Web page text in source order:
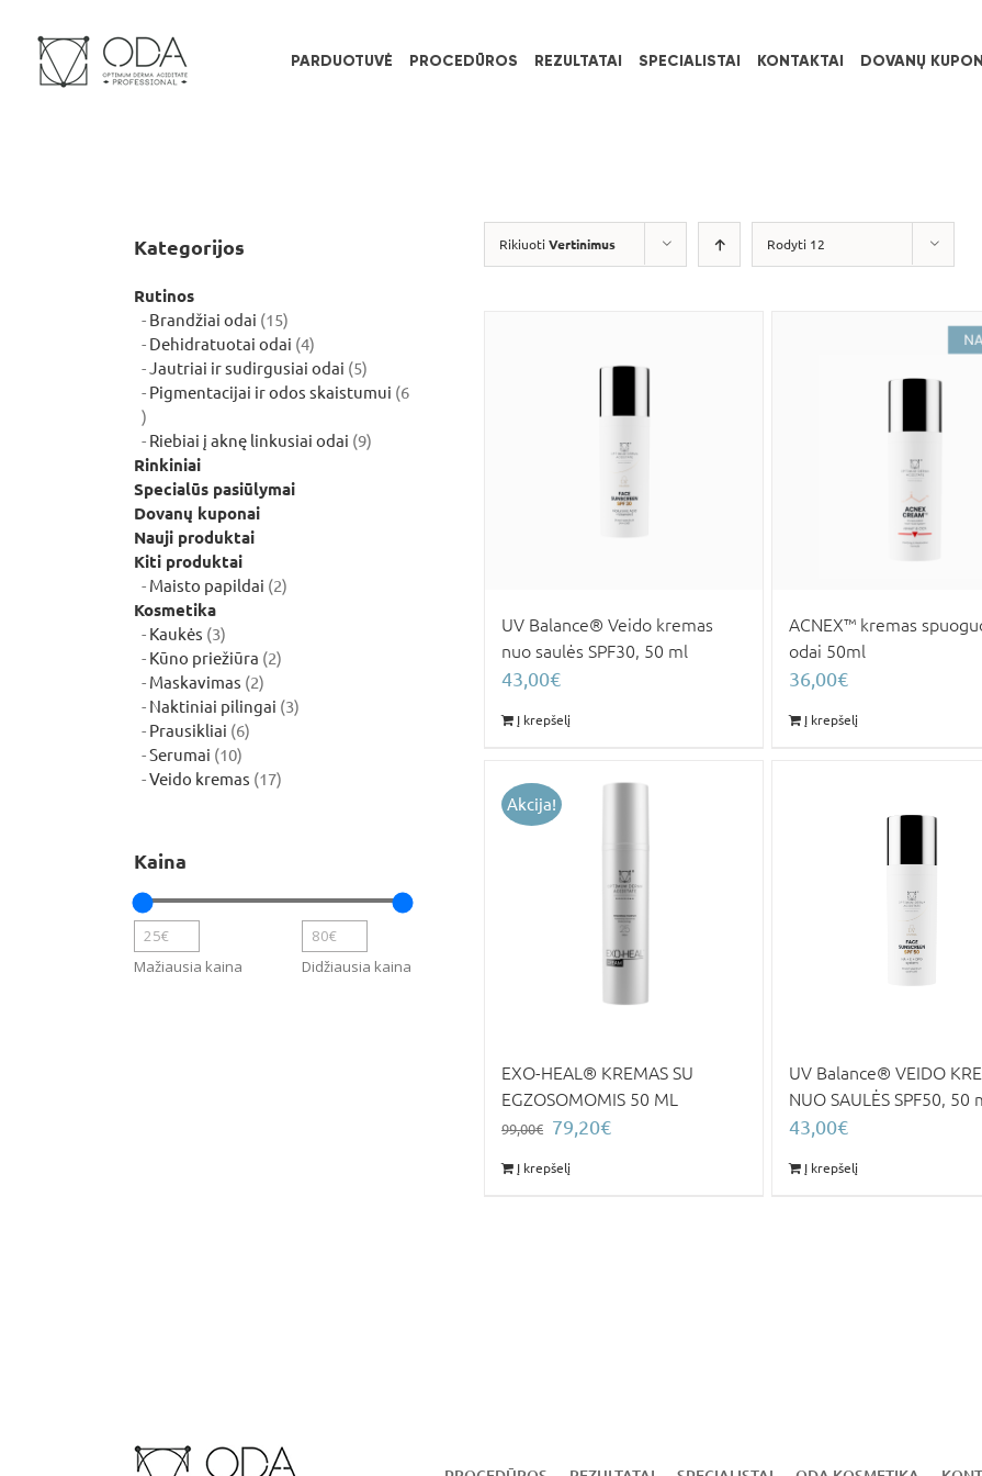
content
PARDUOTUVĖ PROCEDŪROS REZULTATAI SPECIALISTAI KONTAKTAI DOVANŲ
Rikiuoti Vertinimus Rodyti 12
UV Balance® Veido kremas
nuo saulės SPF30, 50 ml
43,00€
Į krepšelį
ACNEX™ kremas
odai 50ml
36,00€
Į krepšelį
Akcija!
EXO-HEAL® KREMAS SU
EGZOSOMOMIS 50 ML
99,00€
Original
was:
79,20€Current
Į krepšelį
UV Balance® VEIDO
NUO SAULĖS SPF50, 50
43,00€
Į krepšelį
Kategorijos
Rutinos
Brandžiai odai 1515
produktų
Dehidratuotai odai 44
produktai
Jautriai ir sudirgusiai odai 55
produktai
Pigmentacijai ir odos skaistumui 6
6
produktai
Riebiai į aknę linkusiai odai 99
Rinkiniai
Specialūs pasiūlymai
Dovanų kuponai
Nauji produktai
Kiti produktai
Maisto papildai 22
Kosmetika
Kaukės 33
produktai
Kūno priežiūra 22
Maskavimas 22
produktai
Naktiniai pilingai 33
Prausikliai 66
Serumai 1010
produktų
Veido kremas 1717
Kaina
Mažiausia kaina Didžiausia kaina